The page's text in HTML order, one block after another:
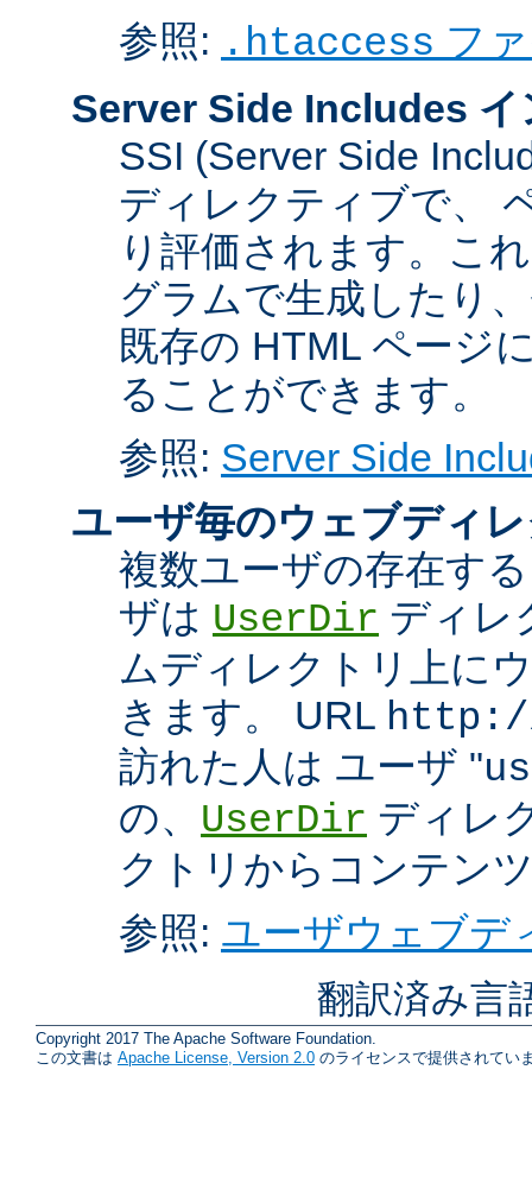
参照: .htaccess フ
Server Side Includes イ
SSI (Server Side
ディレクティブで、
り評価されます。こ
グラムで生成したり
既存の HTML ページ
ることができます。
参照: Server Side
ユーザ毎のウェブディ
複数ユーザの存在す
ザは UserDir ディレ
ムディレクトリ上に
きます。 URL http://
訪れた人は ユーザ "
の、 UserDir ディレ
クトリからコンテン
参照: ユーザウェブデ
翻訳済み言
Copyright 2017 The Apache Software Foundation.
この文書は Apache License, Version 2.0 のライセンスで提供されてい